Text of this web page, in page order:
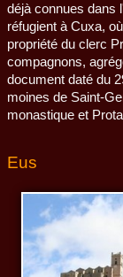
déjà connues dans
réfugient à Cuxa,
propriété du clerc
compagnons,
document daté du
moines de Saint-
monastique et
Eus